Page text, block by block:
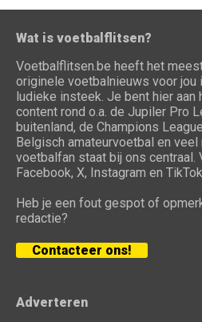
Wat is voetbalflitsen?
Voetbalflitsen.be heeft het
originele voetbalnieuws voor jou
ludieke insteek. Je bent hier aan
content rond o.a. de Jupiler Pro
buitenland, de Champions
Belgisch amateurvoetbal en veel
voetbalfan staat bij ons centraal.
Facebook, X, Instagram en
Heb je een fout gespot of
redactie?
Contacteer ons!
Adverteren